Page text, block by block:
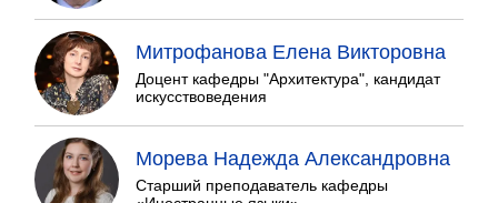
Митрофанова Елена Викторовна
Доцент кафедры "Архитектура", кандидат
искусствоведения
Морева Надежда Александровна
Старший преподаватель кафедры